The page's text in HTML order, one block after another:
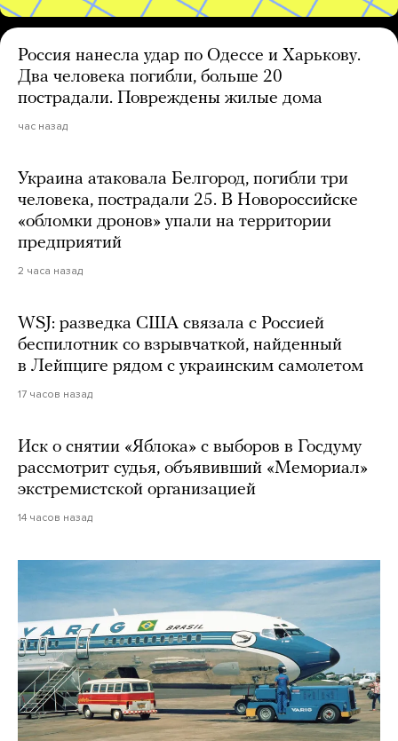
Россия нанесла удар по Одессе и Харькову.
Два человека погибли, больше 20
пострадали. Повреждены жилые дома
час назад
Украина атаковала Белгород, погибли три
человека, пострадали 25. В Новороссийске
«обломки дронов» упали на территории
предприятий
2 часа назад
WSJ: разведка США связала с Россией
беспилотник со взрывчаткой, найденный
в Лейпциге рядом с украинским самолетом
17 часов назад
Иск о снятии «Яблока» с выборов в Госдуму
рассмотрит судья, объявивший «Мемориал»
экстремистской организацией
14 часов назад